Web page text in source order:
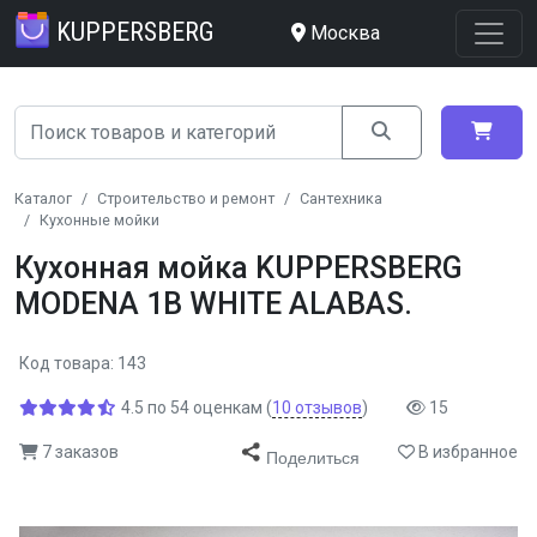
KUPPERSBERG Москва
Каталог Строительство и ремонт
Сантехника
Кухонные мойки
Кухонная мойка KUPPERSBERG
MODENA 1B WHITE ALABAS.
Код товара: 143
4.5 по 54 оценкам (10 отзывов) 15
7 заказов Поделиться В избранное